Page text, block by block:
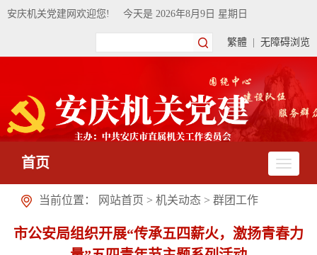
安庆机关党建网欢迎您! 今天是 2026年8月9日 星期日
繁體 无障碍浏览
首页
当前位置： 网站首页 > 机关动态 > 群团工作
市公安局组织开展“传承五四薪火，激扬青春力